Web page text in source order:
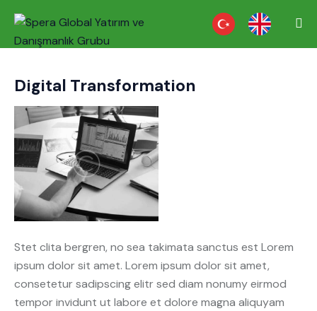
Digital Transformation
Stet clita bergren, no sea takimata sanctus est Lorem
ipsum dolor sit amet. Lorem ipsum dolor sit amet,
consetetur sadipscing elitr sed diam nonumy eirmod
tempor invidunt ut labore et dolore magna aliquyam